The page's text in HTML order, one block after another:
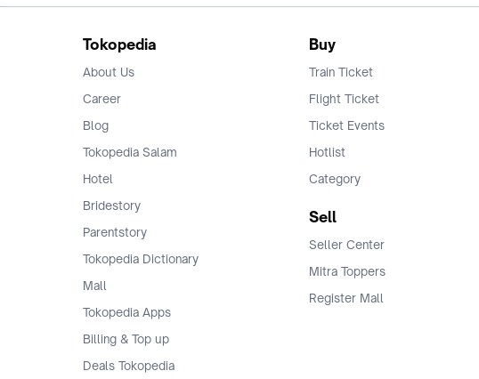
Tokopedia
About Us
Career
Blog
Tokopedia Salam
Hotel
Bridestory
Parentstory
Tokopedia Dictionary
Mall
Tokopedia Apps
Billing & Top up
Deals Tokopedia
Buy
Train Ticket
Flight Ticket
Ticket Events
Hotlist
Category
Sell
Seller Center
Mitra Toppers
Register Mall